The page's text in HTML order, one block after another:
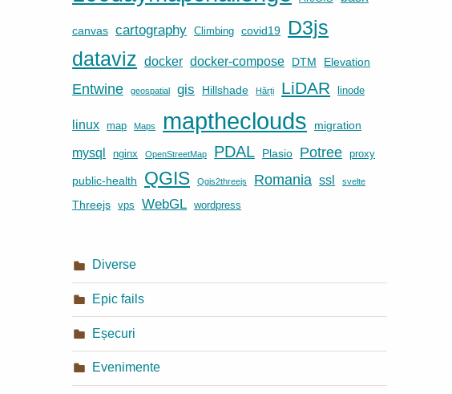
canvas cartography Climbing covid19
D3js
dataviz docker docker-compose DTM Elevation
Entwine geospatial gis Hillshade Hărți LiDAR linode
linux map Maps maptheclouds migration
mysql nginx OpenStreetMap PDAL Plasio Potree proxy
public-health QGIS Qgis2threejs Romania ssl svelte
Threejs vps WebGL wordpress
Diverse
Epic fails
Eșecuri
Evenimente